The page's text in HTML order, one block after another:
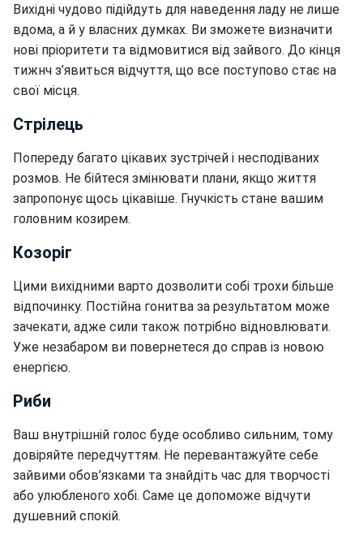
Вихідні чудово підійдуть для наведення ладу не лише
вдома, а й у власних думках. Ви зможете визначити
нові пріоритети та відмовитися від зайвого. До кінця
тижнч з’явиться відчуття, що все поступово стає на
свої місця.
Стрілець
Попереду багато цікавих зустрічей і несподіваних
розмов. Не бійтеся змінювати плани, якщо життя
запропонує щось цікавіше. Гнучкість стане вашим
головним козирем.
Козоріг
Цими вихідними варто дозволити собі трохи більше
відпочинку. Постійна гонитва за результатом може
зачекати, адже сили також потрібно відновлювати.
Уже незабаром ви повернетеся до справ із новою
енергією.
Риби
Ваш внутрішній голос буде особливо сильним, тому
довіряйте передчуттям. Не перевантажуйте себе
зайвими обов’язками та знайдіть час для творчості
або улюбленого хобі. Саме це допоможе відчути
душевний спокій.